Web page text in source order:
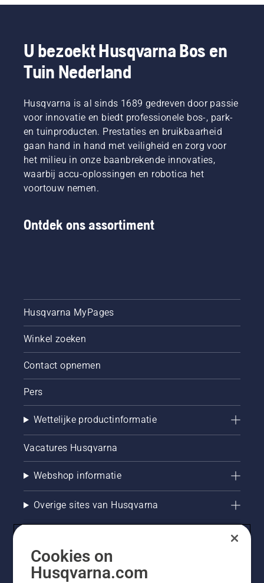
U bezoekt Husqvarna Bos en
Tuin Nederland
Husqvarna is al sinds 1689 gedreven door passie
voor innovatie en biedt professionele bos-, park-
en tuinproducten. Prestaties en bruikbaarheid
gaan hand in hand met veiligheid en zorg voor
het milieu in onze baanbrekende innovaties,
waarbij accu-oplossingen en robotica het
voortouw nemen.
Ontdek ons assortiment
Husqvarna MyPages
Winkel zoeken
Contact opnemen
Pers
Wettelijke productinformatie
Vacatures Husqvarna
Webshop informatie
Overige sites van Husqvarna
Cookies on
Husqvarna.com